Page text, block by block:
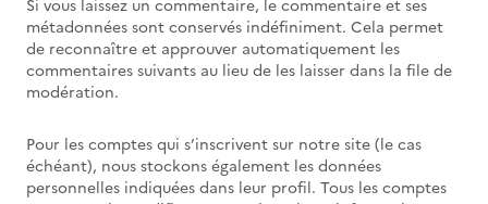
Si vous laissez un commentaire, le commentaire et ses
métadonnées sont conservés indéfiniment. Cela permet
de reconnaître et approuver automatiquement les
commentaires suivants au lieu de les laisser dans la file de
modération.
Pour les comptes qui s’inscrivent sur notre site (le cas
échéant), nous stockons également les données
personnelles indiquées dans leur profil. Tous les comptes